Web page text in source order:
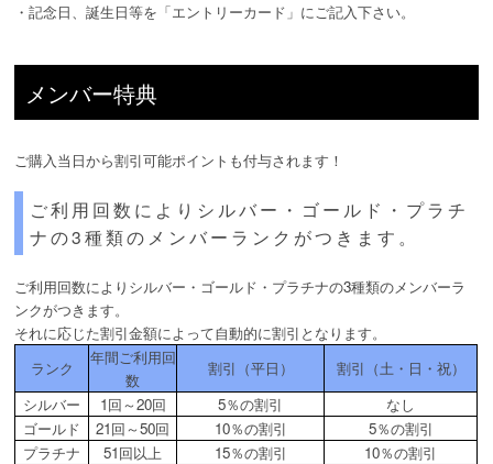
・記念日、誕生日等を「エントリーカード」にご記入下さい。
メンバー特典
ご購入当日から割引可能ポイントも付与されます！
ご利用回数によりシルバー・ゴールド・プラチ
ナの3種類のメンバーランクがつきます。
ご利用回数によりシルバー・ゴールド・プラチナの3種類のメンバーラ
ンクがつきます。
それに応じた割引金額によって自動的に割引となります。
ランク
年間ご利用回
数
割引（平日）
割引（土・日・祝）
シルバー
1回～20回 5％の割引
なし
ゴールド
21回～50回 10％の割引
5％の割引
プラチナ
51回以上 15％の割引 10％の割引